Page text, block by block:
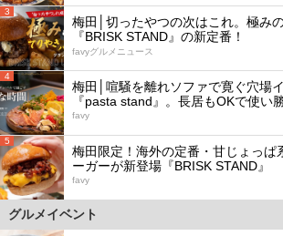
3
梅田│切ったやつの次はこれ。極み
『BRISK STAND』の新定番！
favyグルメニュース
4
梅田│喧騒を離れソファで寛ぐ穴場
『pasta stand』。長居もOKで使い
favy
5
梅田限定！海外の定番・甘じょっぱ
ーガーが新登場『BRISK STAND』
favy
グルメイベント